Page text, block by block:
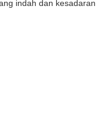
indah dan kesadaran